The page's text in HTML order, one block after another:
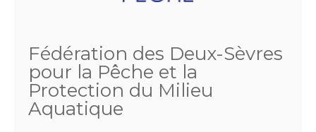
Fédération des Deux-Sèvres
pour la Pêche et la
Protection du Milieu
Aquatique